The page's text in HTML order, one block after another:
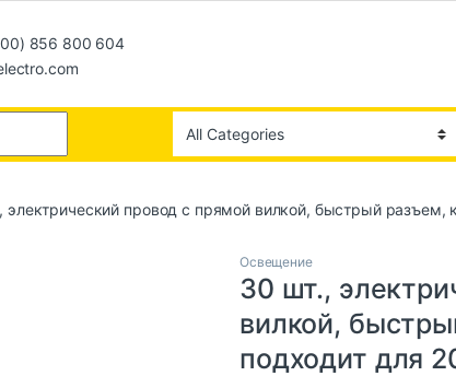
856 800 604
электрический провод с прямой вилкой, быстрый разъем,
Освещение
30 шт.,
вилкой,
подходит для